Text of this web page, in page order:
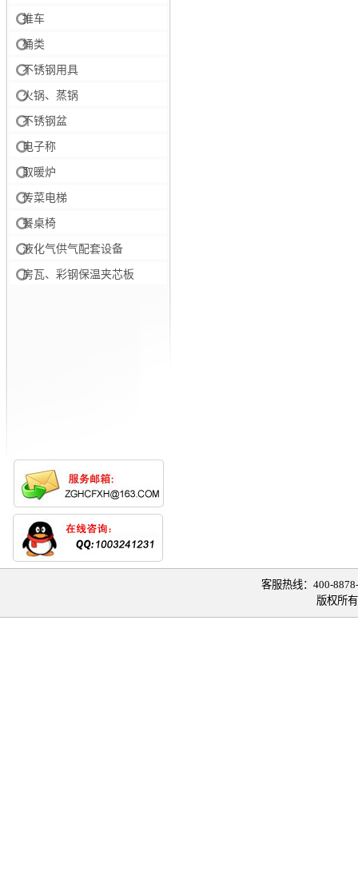
推车
桶类
不锈钢用具
火锅、蒸锅
不锈钢盆
电子称
取暖炉
传菜电梯
餐桌椅
液化气供气配套设备
房瓦、彩钢保温夹芯板
客服热线：400-
版权所